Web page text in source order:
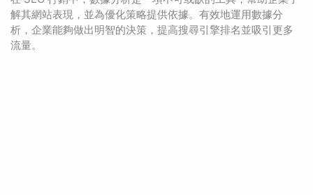
解其網站表現，並為優化策略提供依據。有效地運用數據分
析，企業能夠做出明智的決策，提高搜尋引擎排名並吸引更多
流量。